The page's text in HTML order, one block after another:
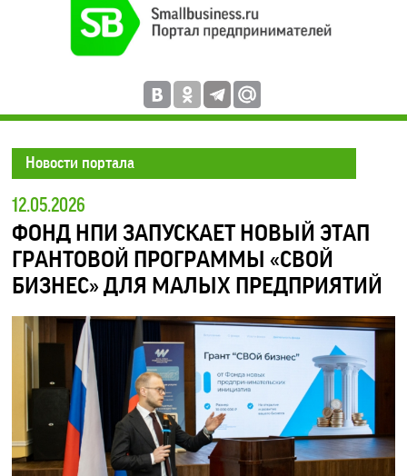
Новости портала
12.05.2026
ФОНД НПИ ЗАПУСКАЕТ НОВЫЙ ЭТАП
ГРАНТОВОЙ ПРОГРАММЫ «СВОЙ
БИЗНЕС» ДЛЯ МАЛЫХ ПРЕДПРИЯТИЙ